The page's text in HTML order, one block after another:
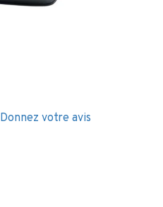
Donnez votre avis